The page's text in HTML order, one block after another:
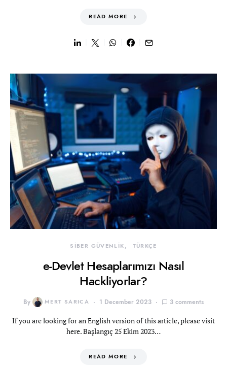
READ MORE
SİBER GÜVENLİK TÜRKÇE
e-Devlet Hesaplarımızı Nasıl
Hackliyorlar?
By MERT SARICA 1 December 2023 3 comments
If you are looking for an English version of this article, please visit
here. Başlangıç 25 Ekim 2023…
READ MORE